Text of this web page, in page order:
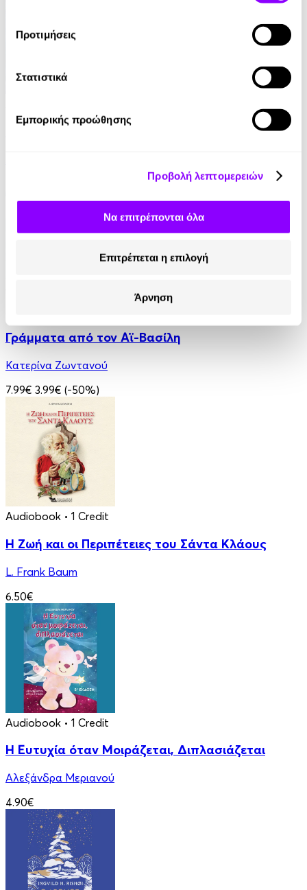
Προτιμήσεις
Στατιστικά
Εμπορικής προώθησης
Προβολή λεπτομερειών
Να επιτρέπονται όλα
Επιτρέπεται η επιλογή
Άρνηση
Γράμματα από τον Αϊ-Βασίλη
Κατερίνα Ζωντανού
7.99€ 3.99€ (-50%)
Audiobook • 1 Credit
Η Ζωή και οι Περιπέτειες του Σάντα Κλάους
L. Frank Baum
6.50€
Audiobook • 1 Credit
Η Ευτυχία όταν Μοιράζεται, Διπλασιάζεται
Αλεξάνδρα Μεριανού
4.90€